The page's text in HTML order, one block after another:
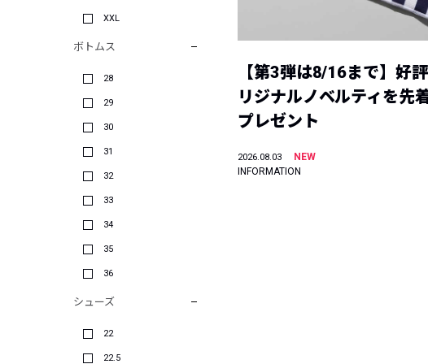
XXL
ボトムス
28
29
30
31
32
33
34
35
36
シューズ
22
22.5
【第3弾は8/16まで】好
リジナルノベルティを先
プレゼント
2026.08.03
NEW
INFORMATION